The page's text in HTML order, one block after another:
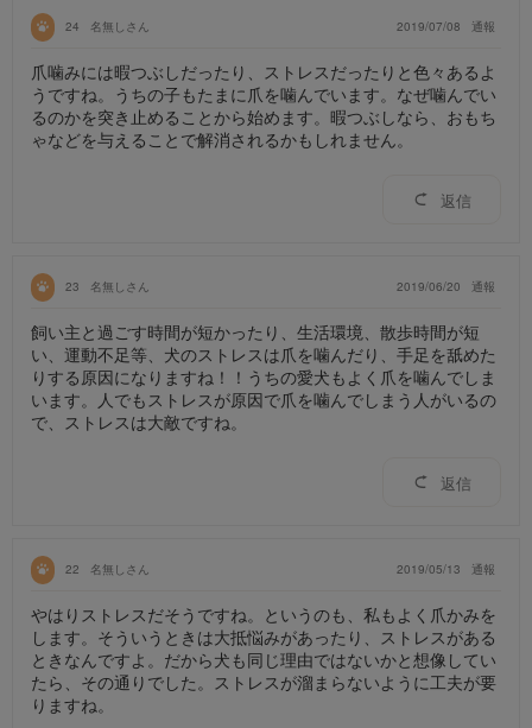
24 名無しさん 2019/07/08 通報
爪噛みには暇つぶしだったり、ストレスだったりと色々あるよ
うですね。うちの子もたまに爪を噛んでいます。なぜ噛んでい
るのかを突き止めることから始めます。暇つぶしなら、おもち
ゃなどを与えることで解消されるかもしれません。
返信
23 名無しさん 2019/06/20 通報
飼い主と過ごす時間が短かったり、生活環境、散歩時間が短
い、運動不足等、犬のストレスは爪を噛んだり、手足を舐めた
りする原因になりますね！！うちの愛犬もよく爪を噛んでしま
います。人でもストレスが原因で爪を噛んでしまう人がいるの
で、ストレスは大敵ですね。
返信
22 名無しさん 2019/05/13 通報
やはりストレスだそうですね。というのも、私もよく爪かみを
します。そういうときは大抵悩みがあったり、ストレスがある
ときなんですよ。だから犬も同じ理由ではないかと想像してい
たら、その通りでした。ストレスが溜まらないように工夫が要
りますね。